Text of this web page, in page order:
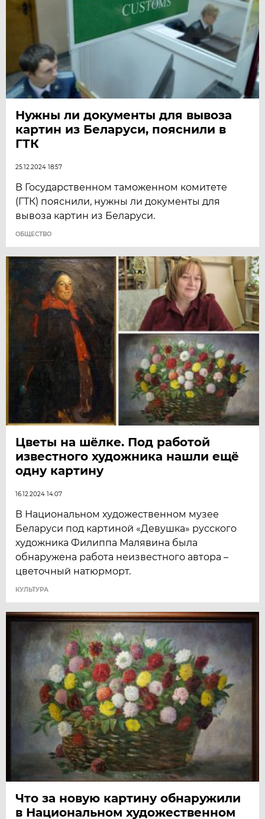
Нужны ли документы для вывоза
картин из Беларуси, пояснили в
ГТК
25.12.2024 18:57
В Государственном таможенном комитете
(ГТК) пояснили, нужны ли документы для
вывоза картин из Беларуси.
ОБЩЕСТВО
Цветы на шёлке. Под работой
известного художника нашли ещё
одну картину
16.12.2024 14:07
В Национальном художественном музее
Беларуси под картиной «Девушка» русского
художника Филиппа Малявина была
обнаружена работа неизвестного автора –
цветочный натюрморт.
КУЛЬТУРА
Что за новую картину обнаружили
в Национальном художественном